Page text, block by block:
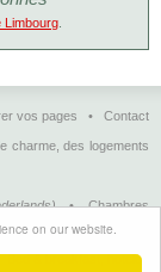
on our website.
Limbourg
vos pages • Contact
charme, des logements
•Chambres
français) •
Bed & breakfast, hoteles